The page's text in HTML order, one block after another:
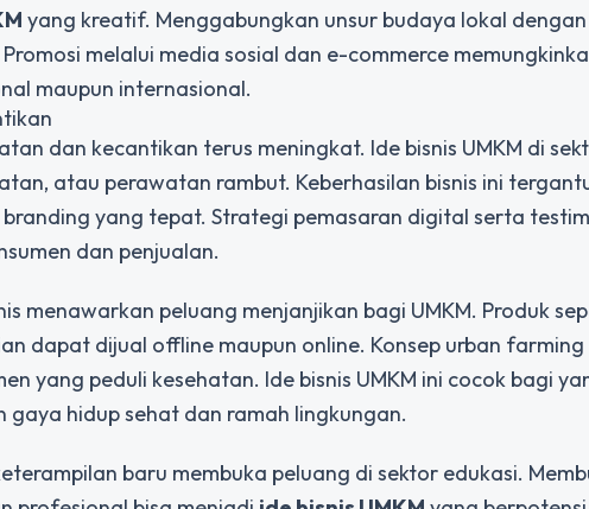
yang kreatif. Menggabungkan unsur budaya lokal
melalui media sosial dan e-commerce
maupun internasional.
dan kecantikan terus meningkat. Ide bisnis UMKM di
atau perawatan rambut. Keberhasilan bisnis ini
yang tepat. Strategi pemasaran digital serta
dan penjualan.
menawarkan peluang menjanjikan bagi UMKM. Produk
dapat dijual offline maupun online. Konsep urban
yang peduli kesehatan. Ide bisnis UMKM ini cocok bagi
hidup sehat dan ramah lingkungan.
baru membuka peluang di sektor edukasi.